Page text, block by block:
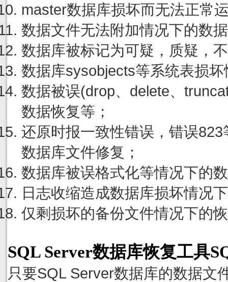
master数据库损坏而无法正常
数据文件无法附加情况下的数
数据库被标记为可疑，质疑，
数据库sysobjects等系统表损
数据被误(drop、delete、
数据恢复等；
还原时报一致性错误，错误
数据库文件修复；
数据库被误格式化等情况下的
日志收缩造成数据库损坏情况
仅剩损坏的备份文件情况下的
SQL Server数据库恢复工具
只要SQL Server数据库的数据文